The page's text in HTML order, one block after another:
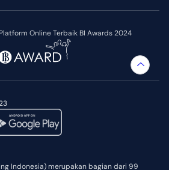
Online Terbaik BI Awards 2024
Indonesia) merupakan bagian dari 99